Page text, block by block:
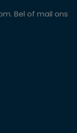
Bel of mail ons